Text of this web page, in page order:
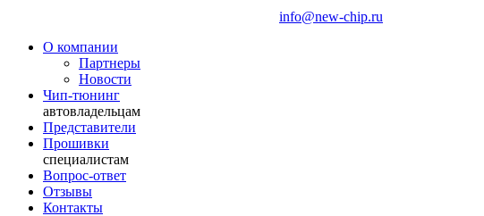
info@new-chip.ru
О компании
Партнеры
Новости
Чип-тюнинг
автовладельцам
Представители
Прошивки
специалистам
Вопрос-ответ
Отзывы
Контакты